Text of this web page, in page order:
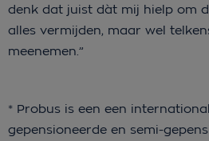
denk dat juist dàt mij hielp om
alles vermijden, maar wel
meenemen.”
* Probus is een een
gepensioneerde en semi-